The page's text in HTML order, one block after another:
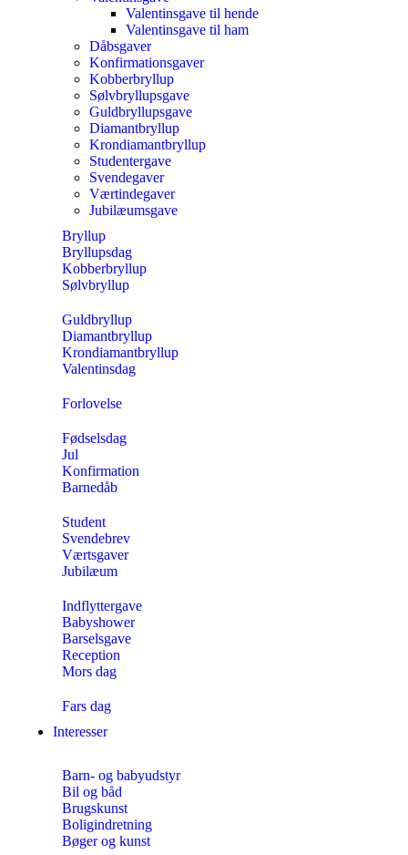
Valentinsgave til hende
Valentinsgave til ham
Dåbsgaver
Konfirmationsgaver
Kobberbryllup
Sølvbryllupsgave
Guldbryllupsgave
Diamantbryllup
Krondiamantbryllup
Studentergave
Svendegaver
Værtindegaver
Jubilæumsgave
Bryllup
Bryllupsdag
Kobberbryllup
Sølvbryllup
Guldbryllup
Diamantbryllup
Krondiamantbryllup
Valentinsdag
Forlovelse
Fødselsdag
Jul
Konfirmation
Barnedåb
Student
Svendebrev
Værtsgaver
Jubilæum
Indflyttergave
Babyshower
Barselsgave
Reception
Mors dag
Fars dag
Interesser
Barn- og babyudstyr
Bil og båd
Brugskunst
Boligindretning
Bøger og kunst